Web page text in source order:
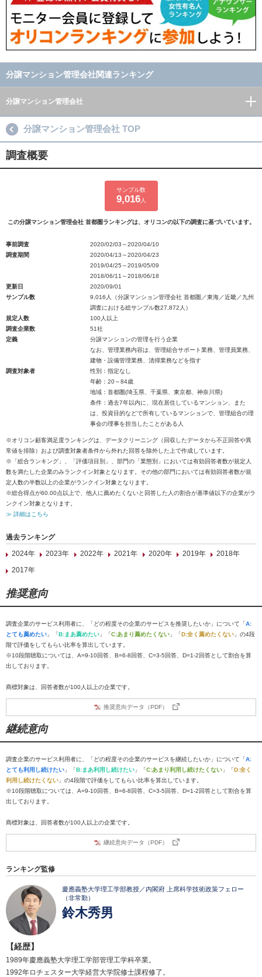
分譲マンション管理会社関連ランキング
分譲マンション管理会社
分譲マンション管理会社 TOP
調査概要
サンプル数
9,016人
この分譲マンション管理会社 首都圏ランキングは、オリコンの以下の調査に基づいています。
事前調査
2020/02/03～2020/04/10
調査期間
2020/04/13～2020/04/23
2019/04/25～2019/05/09
2018/06/11～2018/06/18
更新日
2020/09/01
サンプル数
9,016人（分譲マンション管理会社 首都圏／東海／近畿／九州
調査における総サンプル数27,872人）
規定人数
100人以上
調査企業数
51社
定義
分譲マンションの管理を行う企業
なお、管理業務内容は、管理組合サポート業務、管理員業務、
建物・設備管理業務、清掃業務などを指す
調査対象者
性別：指定なし
年齢：20～84歳
地域：首都圏(埼玉県、千葉県、東京都、神奈川県)
条件：過去7年以内に、現在居住しているマンション、また
は、投資目的などで所有しているマンションで、管理組合の理
事会の理事を担当したことがある人
※オリコン顧客満足度ランキングは、データクリーニング（回収したデータから不正回答や異
常値を排除）および調査対象者条件から外れた回答を除外した上で作成しています。
※「総合ランキング」、「評価項目別」、部門の「業態別」においては有効回答者数が規定人
数を満たした企業のみランクイン対象となります。その他の部門においては有効回答者数が規
定人数の半数以上の企業がランクイン対象となります。
※総合得点が60.00点以上で、他人に薦めたくないと回答した人の割合が基準値以下の企業がラ
ンクイン対象となります。
≫ 詳細はこちら
過去ランキング
2024年
2023年 2022年 2021年 2020年 2019年
2018年
2017年
推奨意向
調査企業のサービス利用者に、「どの程度その企業のサービスを推奨したいか」について「A:
とても薦めたい 」「B:まあ薦めたい 」「C:あまり薦めたくない 」「D:全く薦めたくない 」の4段
階で評価をしてもらい比率を算出しています。
※10段階聴取については、A=9-10回答、B=6-8回答、C=3-5回答、D=1-2回答として割合を算
出しております。
商標対象は、回答者数が100人以上の企業です。
推奨意向データ（PDF）
継続意向
調査企業のサービス利用者に、「どの程度その企業のサービスを継続したいか」について「A:
とても利用し続けたい 」「B:まあ利用し続けたい 」「C:あまり利用し続けたくない 」「D:全く
利用し続けたくない 」の4段階で評価をしてもらい比率を算出しています。
※10段階聴取については、A=9-10回答、B=6-8回答、C=3-5回答、D=1-2回答として割合を算
出しております。
商標対象は、回答者数が100人以上の企業です。
継続意向データ（PDF）
ランキング監修
慶應義塾大学理工学部教授／内閣府 上席科学技術政策フェロー
（非常勤）
鈴木秀男
【経歴】
1989年慶應義塾大学理工学部管理工学科卒業。
1992年ロチェスター大学経営大学院修士課程修了。